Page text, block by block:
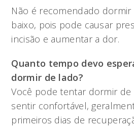
Não é recomendado dormir
baixo, pois pode causar
incisão e aumentar a dor.
Quanto tempo devo
dormir de lado?
Você pode tentar dormir de
sentir confortável,
primeiros dias de